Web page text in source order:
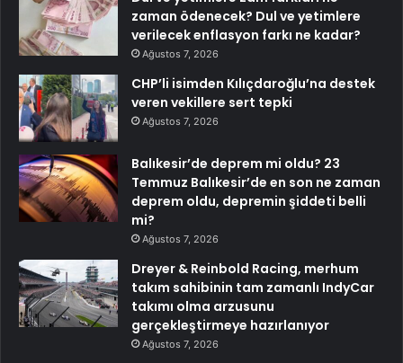
zaman ödenecek? Dul ve yetimlere
verilecek enflasyon farkı ne kadar?
Ağustos 7, 2026
CHP’li isimden Kılıçdaroğlu’na destek
veren vekillere sert tepki
Ağustos 7, 2026
Balıkesir’de deprem mi oldu? 23
Temmuz Balıkesir’de en son ne zaman
deprem oldu, depremin şiddeti belli
mi?
Ağustos 7, 2026
Dreyer & Reinbold Racing, merhum
takım sahibinin tam zamanlı IndyCar
takımı olma arzusunu
gerçekleştirmeye hazırlanıyor
Ağustos 7, 2026